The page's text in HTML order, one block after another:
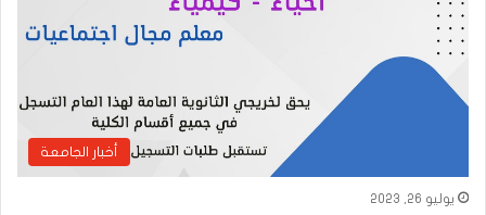
أخبار الجامعة
يوليو 26, 2023